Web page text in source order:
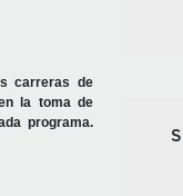
carreras de
la toma de
programa.